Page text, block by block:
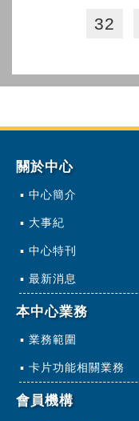
32
關於中心
中心簡介
大事紀
中心特刊
最新消息
本中心業務
業務範圍
卡片功能相關業務
會員機構